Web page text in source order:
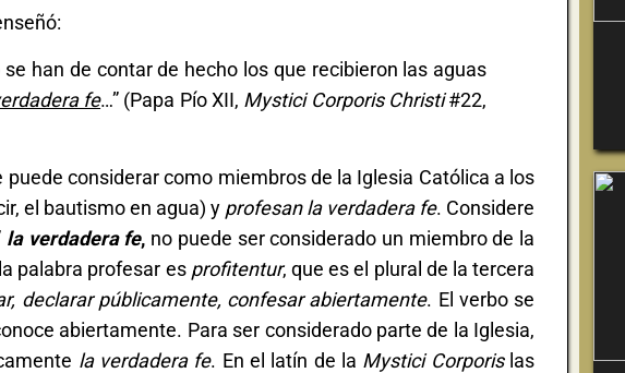
han de contar de hecho los que recibieron las aguas
fe…” (Papa Pío XII, Mystici Corporis Christi#22,
considerar como miembros de la Iglesia Católica a los
el bautismo en agua) y profesan la verdadera fe. Considere
la verdadera fe, no puede ser considerado un miembro de la
palabra profesar es profitentur, que es el plural de la tercera
declarar públicamente, confesar abiertamente. El verbo se
abiertamente. Para ser considerado parte de la Iglesia,
la verdadera fe. En el latín de la Mystici Corporislas